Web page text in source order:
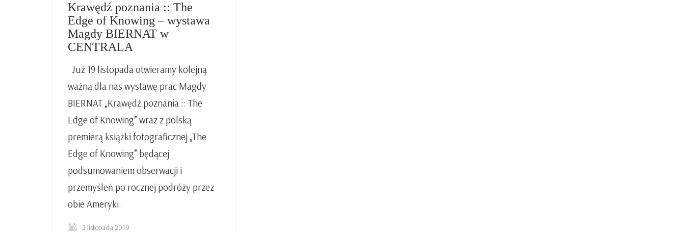
Krawędź poznania :: The
Edge of Knowing – wystawa
Magdy BIERNAT w
CENTRALA
Już 19 listopada otwieramy kolejną
ważną dla nas wystawę prac Magdy
BIERNAT „Krawędź poznania :: The
Edge of Knowing” wraz z polską
premierą książki fotograficznej „The
Edge of Knowing” będącej
podsumowaniem obserwacji i
przemyśleń po rocznej podróży przez
obie Ameryki.
2 listopada 2019